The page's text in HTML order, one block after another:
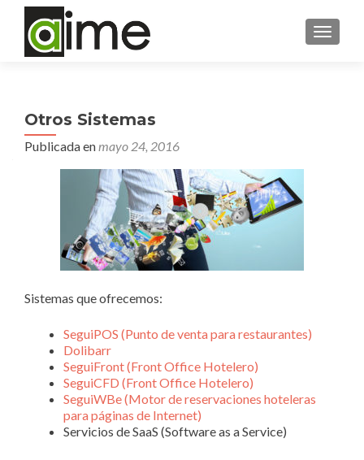
Otros Sistemas
Publicada enmayo 24, 2016
Sistemas que ofrecemos:
SeguiPOS (Punto de venta para restaurantes)
Dolibarr
SeguiFront (Front Office Hotelero)
SeguiCFD (Front Office Hotelero)
SeguiWBe (Motor de reservaciones hoteleras
para páginas de Internet)
Servicios de SaaS (Software as a Service)